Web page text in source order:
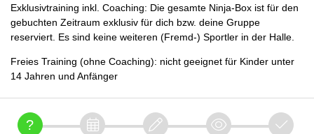
Exklusivtraining inkl. Coaching: Die gesamte Ninja-Box ist für den
gebuchten Zeitraum exklusiv für dich bzw. deine Gruppe
reserviert. Es sind keine weiteren (Fremd-) Sportler in der Halle.
Freies Training (ohne Coaching): nicht geeignet für Kinder unter
14 Jahren und Anfänger